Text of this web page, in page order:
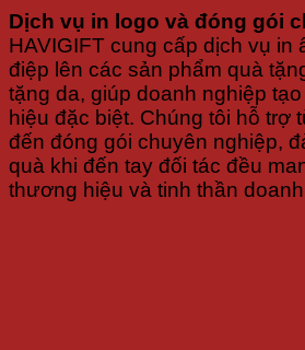
Dịch vụ in logo và đóng gói
HAVIGIFT cung cấp dịch vụ in
điệp lên các sản phẩm quà
tặng da, giúp doanh nghiệp
hiệu đặc biệt. Chúng tôi hỗ trợ
đến đóng gói chuyên nghiệp,
quà khi đến tay đối tác đều
thương hiệu và tinh thần